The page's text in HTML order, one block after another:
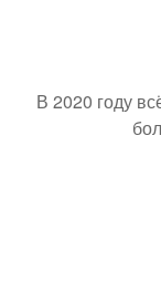
В 2020 году